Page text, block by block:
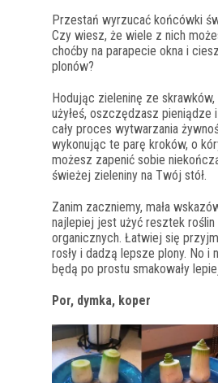
Przestań wyrzucać końcówki
Czy wiesz, że wiele z nich
choćby na parapecie okna i
plonów?
Hodując zieleninę ze
użyłeś, oszczędzasz pieniądze
cały proces wytwarzania
wykonując te parę kroków, o
możesz zapenić sobie
świeżej zieleniny na Twój stół.
Zanim zaczniemy, mała
najlepiej jest użyć resztek
organicznych. Łatwiej się
rosły i dadzą lepsze plony. No i
będą po prostu smakowały
Por, dymka, koper